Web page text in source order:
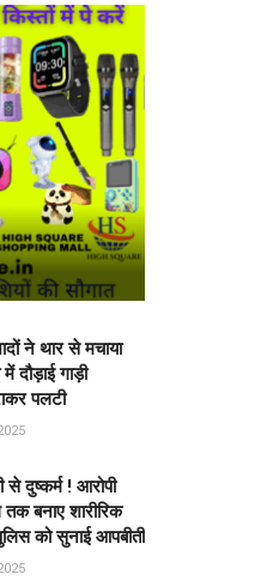
ने थार से मचाया
दौड़ाई गाड़ी
पलटी
से दुष्कर्म ! आरोपी
बनाए शारीरिक
को सुनाई आपबीती